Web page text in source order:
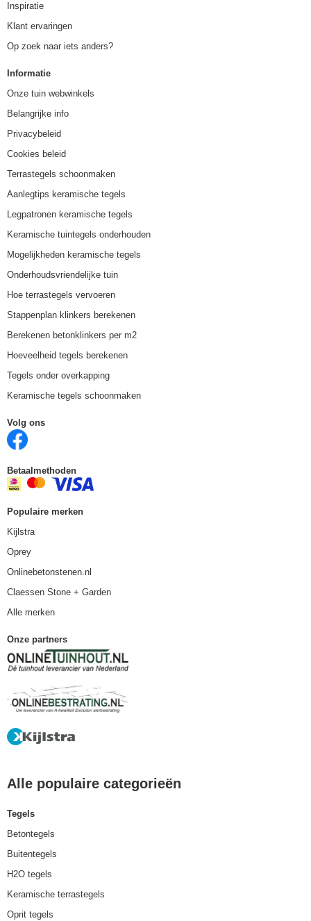
Inspiratie
Klant ervaringen
Op zoek naar iets anders?
Informatie
Onze tuin webwinkels
Belangrijke info
Privacybeleid
Cookies beleid
Terrastegels schoonmaken
Aanlegtips keramische tegels
Legpatronen keramische tegels
Keramische tuintegels onderhouden
Mogelijkheden keramische tegels
Onderhoudsvriendelijke tuin
Hoe terrastegels vervoeren
Stappenplan klinkers berekenen
Berekenen betonklinkers per m2
Hoeveelheid tegels berekenen
Tegels onder overkapping
Keramische tegels schoonmaken
Volg ons
Betaalmethoden
Populaire merken
Kijlstra
Oprey
Onlinebetonstenen.nl
Claessen Stone + Garden
Alle merken
Onze partners
Alle populaire categorieën
Tegels
Betontegels
Buitentegels
H2O tegels
Keramische terrastegels
Oprit tegels